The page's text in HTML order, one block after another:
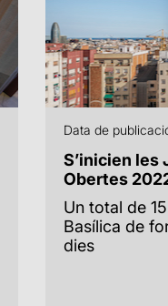
Data de
S’inicien les
Obertes
Un total de
Basílica de
dies